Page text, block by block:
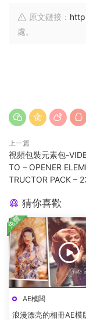
原文鏈接：
處。
上一篇
視頻包裝元素包-
TO – OPENER
TRUCTOR PACK –
猜你喜歡
AE模闆
浪漫漂亮的相冊AE模
免費